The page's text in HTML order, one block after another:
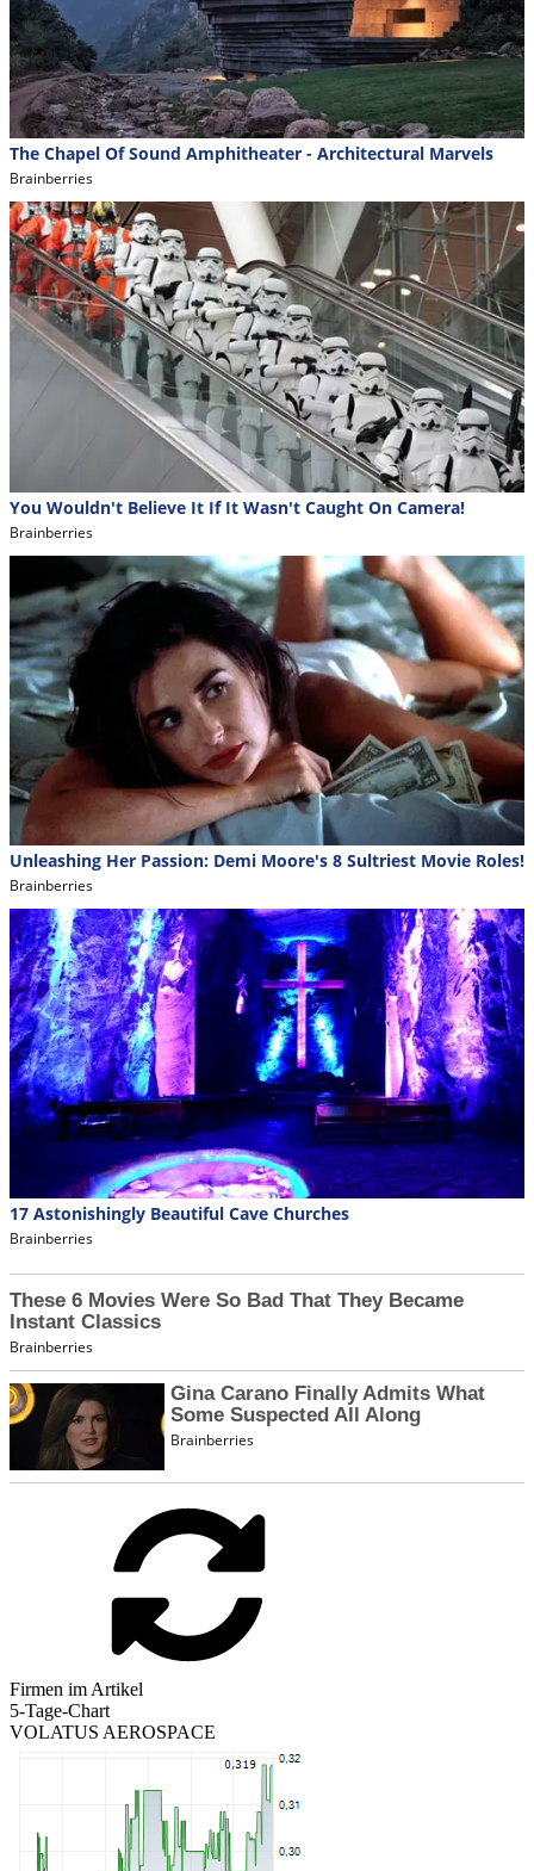
Firmen im Artikel
5-Tage-Chart
VOLATUS AEROSPACE